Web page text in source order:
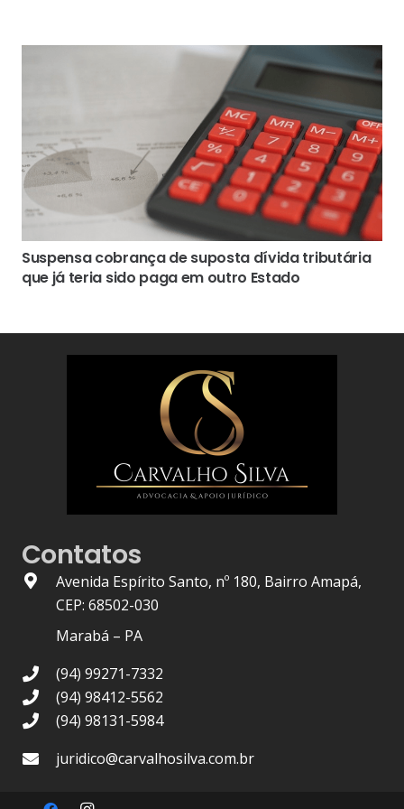
Suspensa cobrança de suposta dívida tributária
que já teria sido paga em outro Estado
Contatos
Avenida Espírito Santo, nº 180, Bairro Amapá,
CEP: 68502-030
Marabá – PA
(94) 99271-7332
(94) 98412-5562
(94) 98131-5984
juridico@carvalhosilva.com.br